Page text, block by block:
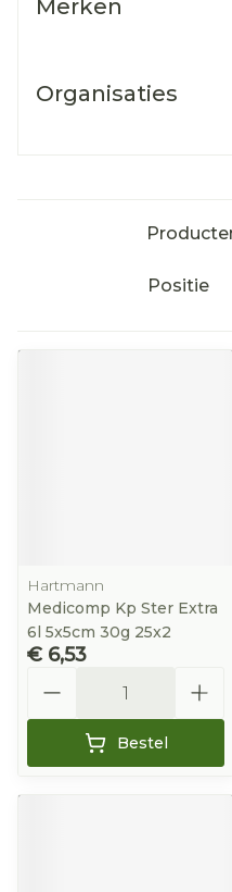
Merken
Organisaties
Sorteer op:
Hartmann
Medicomp Kp Ster Extra
6l 5x5cm 30g 25x2
€ 6,53
Bestel